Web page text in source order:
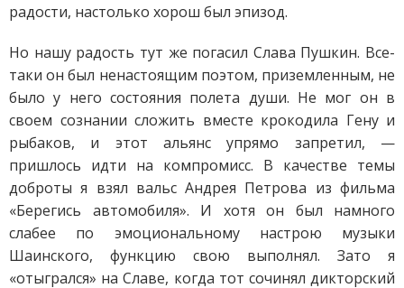
радости, настолько хорош был эпизод.
Но нашу радость тут же погасил Слава Пушкин. Все-
таки он был ненастоящим поэтом, приземленным, не
было у него состояния полета души. Не мог он в
своем сознании сложить вместе крокодила Гену и
рыбаков, и этот альянс упрямо запретил, —
пришлось идти на компромисс. В качестве темы
доброты я взял вальс Андрея Петрова из фильма
«Берегись автомобиля». И хотя он был намного
слабее по эмоциональному настрою музыки
Шаинского, функцию свою выполнял. Зато я
«отыгрался» на Славе, когда тот сочинял дикторский